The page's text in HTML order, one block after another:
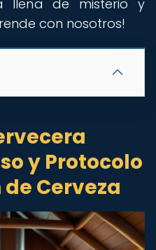
llena de misterio y
con nosotros!
y Protocolo
Cerveza